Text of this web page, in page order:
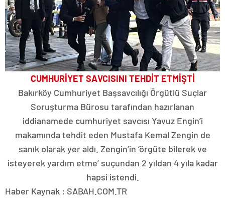
CUMHURİYET SAVCISINI TEHDİT ETMİŞTİ
Bakırköy Cumhuriyet Başsavcılığı Örgütlü Suçlar
Soruşturma Bürosu tarafından hazırlanan
iddianamede cumhuriyet savcısı Yavuz Engin’i
makamında tehdit eden Mustafa Kemal Zengin de
sanık olarak yer aldı. Zengin’in ‘örgüte bilerek ve
isteyerek yardım etme’ suçundan 2 yıldan 4 yıla kadar
hapsi istendi.
Haber Kaynak : SABAH.COM.TR